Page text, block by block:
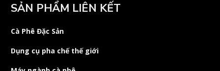
SẢN PHẨM LIÊN KẾT
Cà Phê Đặc Sản
Dụng cụ pha chế thế giới